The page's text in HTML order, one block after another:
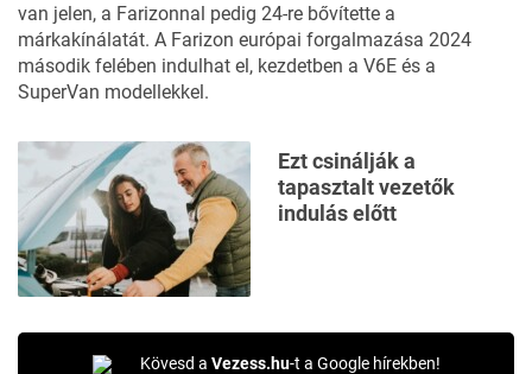
van jelen, a Farizonnal pedig 24-re bővítette a
márkakínálatát. A Farizon európai forgalmazása 2024
második felében indulhat el, kezdetben a V6E és a
SuperVan modellekkel.
Ezt csinálják a
tapasztalt vezetők
indulás előtt
Kövesd a Vezess.hu-t a Google hírekben!